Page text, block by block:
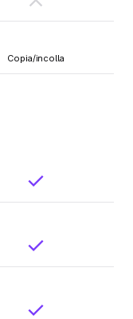
Copia/incolla